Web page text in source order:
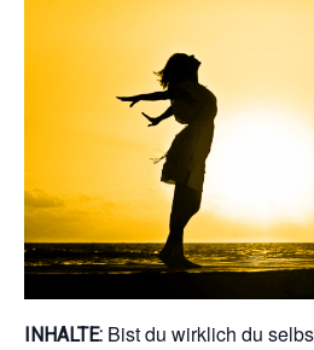
INHALTE: Bist du wirklich du